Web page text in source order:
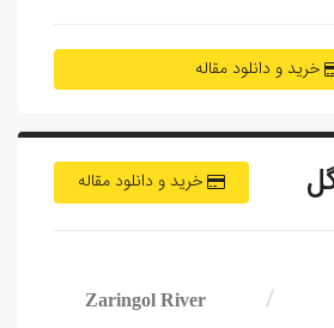
خرید و دانلود مقاله
خرید و دانلود مقاله
/
Zaringol River